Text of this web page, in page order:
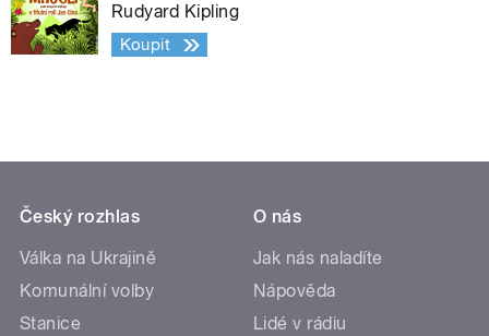
Rudyard Kipling
Koupit
Český rozhlas
Válka na Ukrajině
Komunální volby
Stanice
O nás
Jak nás naladíte
Nápověda
Lidé v rádiu